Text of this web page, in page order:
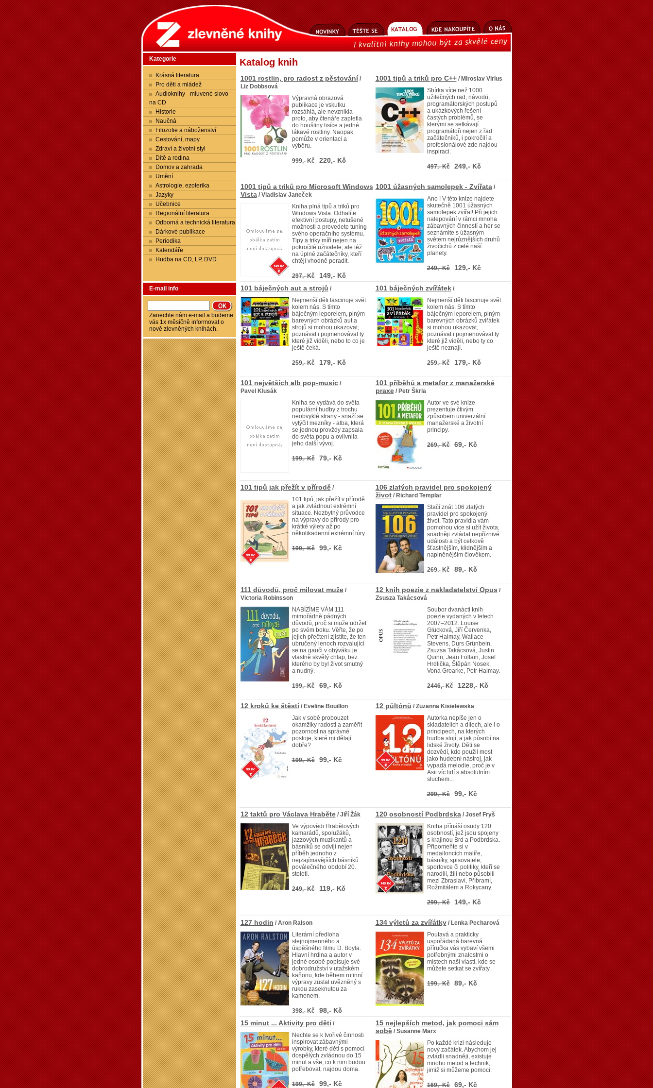
Kategorie
Krásná literatura
Pro děti a mládež
Audioknihy - mluvené slovo
na CD
Historie
Naučná
Filozofie a náboženství
Cestování, mapy
Zdraví a životní styl
Dítě a rodina
Domov a zahrada
Umění
Astrologie, ezoterika
Jazyky
Učebnice
Regionální literatura
Odborná a technická literatura
Dárkové publikace
Periodika
Kalendáře
Hudba na CD, LP, DVD
E-mail info
Zanechte nám e-mail a budeme
vás 1x měsíčně informovat o
nově zlevněných knihách.
Katalog knih
1001 rostlin, pro radost z pěstování /
Liz Dobbsová
Výpravná obrazová
publikace je vskutku
rozsáhlá, ale nevznikla
proto, aby čtenáře zapletla
do houštiny tisíce a jedné
lákavé rostliny. Naopak
pomůže v orientaci a
výběru.
999,- Kč 220,- Kč
1001 tipů a triků pro C++/ Miroslav Virius
Sbírka více než 1000
užitečných rad, návodů,
programátorských postupů
a ukázkových řešení
častých problémů, se
kterými se setkávají
programátoři nejen z řad
začátečníků, i pokročilí a
profesionálové zde najdou
inspiraci.
497,- Kč 249,- Kč
1001 tipů a triků pro Microsoft Windows
Vista/ Vladislav Janeček
Kniha plná tipů a triků pro
Windows Vista. Odhalíte
efektivní postupy, netušené
možnosti a provedete tuning
svého operačního systému.
Tipy a triky míří nejen na
pokročilé uživatele, ale též
na úplné začátečníky, kteří
chtějí vhodně poradit.
297,- Kč 149,- Kč
1001 úžasných samolepek - Zvířata/
Ano ! V této knize najdete
skutečně 1001 úžasných
samolepek zvířat! Při jejich
nalepování v rámci mnoha
zábavných činností a her se
seznámíte s úžasným
světem nejrůznějších druhů
živočichů z celé naší
planety.
249,- Kč 129,- Kč
101 báječných aut a strojů /
Nejmenší děti fascinuje svět
kolem nás. S tímto
báječným leporelem, plným
barevných obrázků aut a
strojů si mohou ukazovat,
poznávat i pojmenovávat ty
které již viděli, nebo to co je
ještě čeká.
259,- Kč 179,- Kč
101 báječných zvířátek/
Nejmenší děti fascinuje svět
kolem nás. S tímto
báječným leporelem, plným
barevných obrázků zvířátek
si mohou ukazovat,
poznávat i pojmenovávat ty
které již viděli, nebo ty co
ještě neznají.
259,- Kč 179,- Kč
101 největších alb pop-music/
Pavel Klusák
Kniha se vydává do světa
populární hudby z trochu
neobvyklé strany - snaží se
vytýčit mezníky - alba, která
se jednou provždy zapsala
do světa popu a ovlivnila
jeho další vývoj.
199,- Kč 79,- Kč
101 příběhů a metafor z manažerské
praxe/ Petr Škrla
Autor ve své knize
prezentuje čtivým
způsobem univerzální
manažerské a životní
principy.
269,- Kč 69,- Kč
101 tipů jak přežít v přírodě/
101 tipů, jak přežít v přírodě
a jak zvládnout extrémní
situace. Nezbytný průvodce
na výpravy do přírody pro
krátké výlety až po
několikadenní extrémní túry.
199,- Kč 99,- Kč
106 zlatých pravidel pro spokojený
život/ Richard Templar
Stačí znát 106 zlatých
pravidel pro spokojený
život. Tato pravidla vám
pomohou více si užít života,
snadněji zvládat nepříznivé
události a být celkově
šťastnějším, klidnějším a
naplněnějším člověkem.
269,- Kč 89,- Kč
111 důvodů, proč milovat muže/
Victoria Robinsson
NABÍZÍME VÁM 111
mimořádně pádných
důvodů, proč si muže udržet
po svém boku. Věřte, že po
jejich přečtení zjistíte, že ten
ubručený lenoch rozvalující
se na gauči v obýváku je
vlastně skvělý chlap, bez
kterého by byl život smutný
a nudný.
199,- Kč 69,- Kč
12 knih poezie z nakladatelství Opus /
Zsusza Takácsová
Soubor dvanácti knih
poezie vydaných v letech
2007–2012: Louise
Glücková, Jiří Červenka,
Petr Halmay, Wallace
Stevens, Durs Grünbein,
Zsuzsa Takácsová, Justin
Quinn, Jean Follain, Josef
Hrdlička, Štěpán Nosek,
Vona Groarke, Petr Halmay.
2446,- Kč 1228,- Kč
12 kroků ke štěstí / Eveline Bouillon
Jak v sobě probouzet
okamžiky radosti a zaměřit
pozornost na správné
postoje, které mi dělají
dobře?
199,- Kč 99,- Kč
12 půltónů / Zuzanna Kisielewska
Autorka nepíše jen o
skladatelích a dílech, ale i o
principech, na kterých
hudba stojí, a jak působí na
lidské životy. Děti se
dozvědí, kdo použil most
jako hudební nástroj, jak
vypadá melodie, proč je v
Asii víc lidí s absolutním
sluchem...
299,- Kč 99,- Kč
12 taktů pro Václava Hraběte/ Jiří Žák
Ve výpovědi Hrabětových
kamarádů, spolužáků,
jazzových muzikantů a
básníků se odvíjí nejen
příběh jednoho z
nejzajímavějších básníků
poválečného období 20.
století.
249,- Kč 119,- Kč
120 osobností Podbrdska/ Josef Fryš
Kniha přínáší osudy 120
osobností, jež jsou spojeny
s krajinou Brd a Podbrdska.
Připomeňte si v
medailoncích malíře,
básníky, spisovatele,
sportovce či politiky, kteří se
narodili, žili nebo působili
mezi Zbraslaví, Příbramí,
Rožmitálem a Rokycany.
299,- Kč 149,- Kč
127 hodin / Aron Ralson
Literární předloha
stejnojmenného a
úspěšného filmu D. Boyla.
Hlavní hrdina a autor v
jedné osobě popisuje své
dobrodružství v utažském
kaňonu, kde během rutinní
výpravy zůstal uvězněný s
rukou zaseknutou za
kamenem.
398,- Kč 98,- Kč
134 výletů za zvířátky/ Lenka Pecharová
Poutavá a prakticky
uspořádaná barevná
příručka vás vybaví všemi
potřebnými znalostmi o
místech naší vlasti, kde se
můžete setkat se zvířaty.
199,- Kč 89,- Kč
15 minut ... Aktivity pro děti /
Nechte se k tvořivé činnosti
inspirovat zábavnými
výrobky, které děti s pomocí
dospělých zvládnou do 15
minut a vše, co k nim budou
potřebovat, najdou doma.
199,- Kč 99,- Kč
15 nejlepších metod, jak pomoci sám
sobě/ Susanne Marx
Po každé krizi následuje
nový začátek. Abychom jej
zvládli snadněji, existuje
mnoho metod a technik,
jimiž si můžeme pomoci.
169,- Kč 69,- Kč